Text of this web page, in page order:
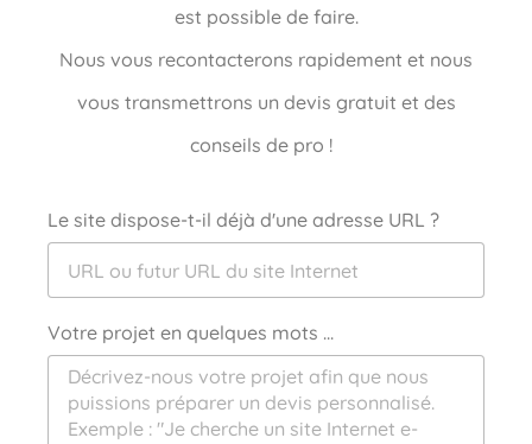
est possible de faire.
Nous vous recontacterons rapidement et nous
vous transmettrons un devis gratuit et des
conseils de pro !
Le site dispose-t-il déjà d'une adresse URL ?
Votre projet en quelques mots ...